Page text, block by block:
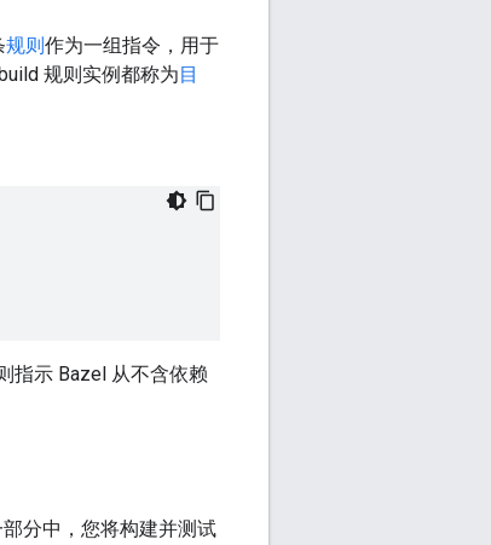
规则作为一组指令，用于
规则实例都称为目
指示 Bazel 从不含依赖
分中，您将构建并测试